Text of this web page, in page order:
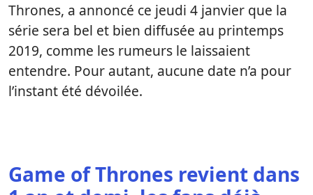
Thrones, a annoncé ce jeudi 4 janvier que la
série sera bel et bien diffusée au printemps
2019, comme les rumeurs le laissaient
entendre. Pour autant, aucune date n’a pour
l’instant été dévoilée.
Game of Thrones revient dans